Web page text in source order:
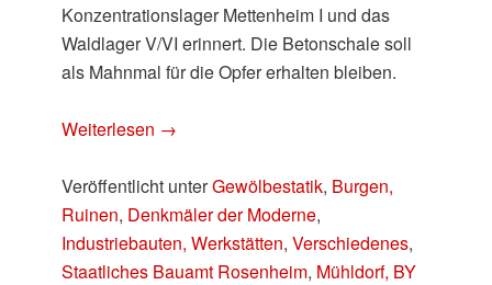
Konzentrationslager Mettenheim I und das
Waldlager V/VI erinnert. Die Betonschale soll
als Mahnmal für die Opfer erhalten bleiben.
Weiterlesen →
Veröffentlicht unterGewölbestatik, Burgen,
Ruinen, Denkmäler der Moderne,
Industriebauten, Werkstätten,Verschiedenes,
Staatliches Bauamt Rosenheim, Mühldorf, BY